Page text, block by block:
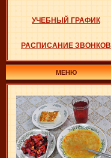
УЧЕБНЫЙ ГРАФИК
РАСПИСАНИЕ ЗВОНКОВ
МЕНЮ